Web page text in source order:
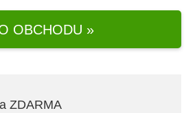
OBCHODU »
ZDARMA